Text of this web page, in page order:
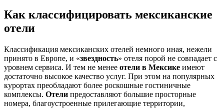
Как классифицировать мексиканские
отели
Классификация мексиканских отелей немного иная, нежели
принято в Европе, и «звездность» отеля порой не совпадает с
уровнем сервиса. И тем не менее отели в Мексике имеют
достаточно высокое качество услуг. При этом на популярных
курортах преобладают более роскошные гостиничные
комплексы. Отели предоставляют большие просторные
номера, благоустроенные прилегающие территории,